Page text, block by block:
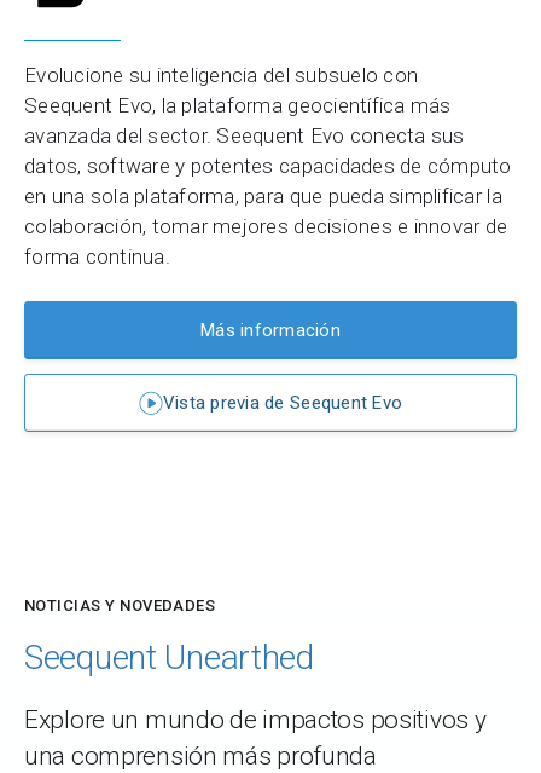
Evolucione su inteligencia del subsuelo con
Seequent Evo, la plataforma geocientífica más
avanzada del sector. Seequent Evo conecta sus
datos, software y potentes capacidades de cómputo
en una sola plataforma, para que pueda simplificar la
colaboración, tomar mejores decisiones e innovar de
forma continua.
Más información
Vista previa de Seequent Evo
NOTICIAS Y NOVEDADES
Seequent Unearthed
Explore un mundo de impactos positivos y
una comprensión más profunda